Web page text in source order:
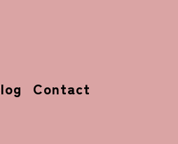
Contact